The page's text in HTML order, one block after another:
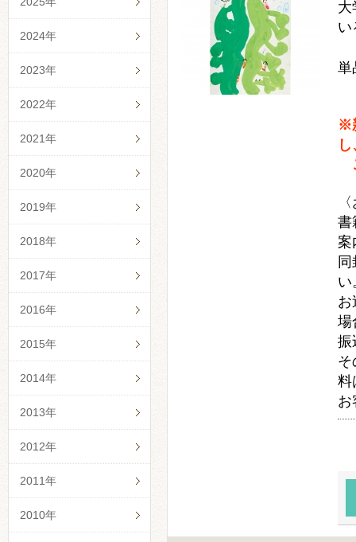
大
い
単
※
書
案
い
お
場
振
そ
料
お
2024年
2023年
2022年
2021年
2020年
2019年
2018年
2017年
2016年
2015年
2014年
2013年
2012年
2011年
2010年